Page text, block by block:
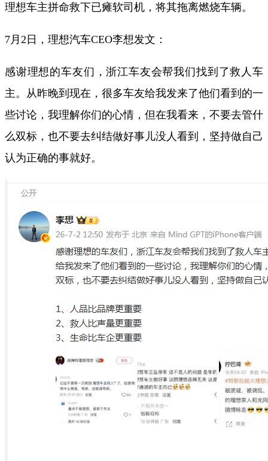
理想车主拼命救下已瘫软司机，将其拖离燃烧车辆。
7月2日，理想汽车CEO李想发文：
感谢理想的车友们，浙江车友会帮我们找到了救人车
主。从昨晚到现在，很多车友给我发来了他们看到的一
些讨论，我理解你们的心情，但在我看来，不要去管什
么双标，也不要去纠结做好事儿没人看到，坚持做自己
认为正确的事就好。